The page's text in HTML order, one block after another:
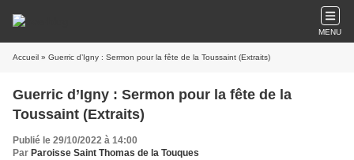
MENU
Accueil » Guerric d’Igny : Sermon pour la fête de la Toussaint (Extraits)
Guerric d’Igny : Sermon pour la fête de la
Toussaint (Extraits)
Publié le 29/10/2022 à 14:00
Par Paroisse Saint Thomas de la Touques